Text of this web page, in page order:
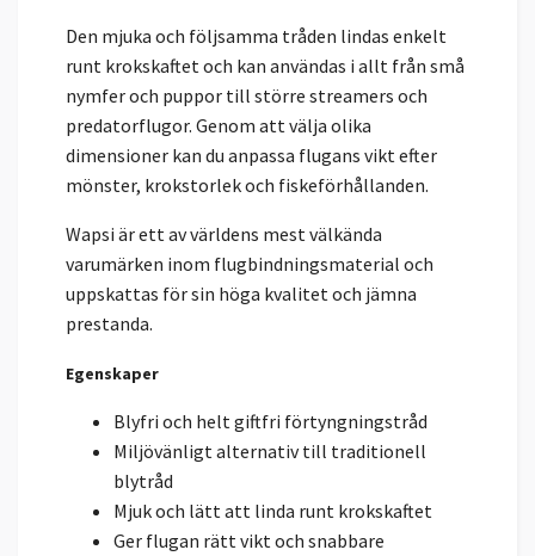
Den mjuka och följsamma tråden lindas enkelt
runt krokskaftet och kan användas i allt från små
nymfer och puppor till större streamers och
predatorflugor. Genom att välja olika
dimensioner kan du anpassa flugans vikt efter
mönster, krokstorlek och fiskeförhållanden.
Wapsi är ett av världens mest välkända
varumärken inom flugbindningsmaterial och
uppskattas för sin höga kvalitet och jämna
prestanda.
Egenskaper
Blyfri och helt giftfri förtyngningstråd
Miljövänligt alternativ till traditionell
blytråd
Mjuk och lätt att linda runt krokskaftet
Ger flugan rätt vikt och snabbare